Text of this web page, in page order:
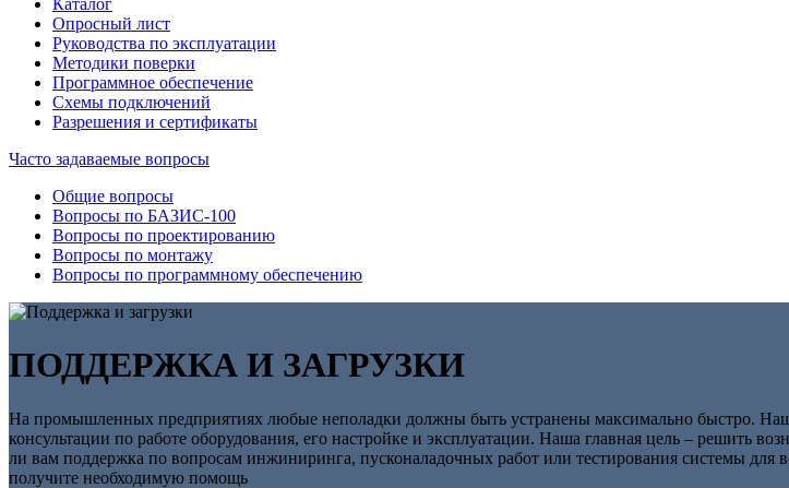
Опросный лист
Руководства по эксплуатации
Методики поверки
Программное обеспечение
Схемы подключений
Разрешения и сертификаты
Часто задаваемые вопросы
Общие вопросы
Вопросы по БАЗИС-100
Вопросы по проектированию
Вопросы по монтажу
Вопросы по программному обеспечению
ПОДДЕРЖКА И ЗАГРУЗКИ
На промышленных предприятиях любые неполадки должны быть устранены максимально быстро.
консультации по работе оборудования, его настройке и эксплуатации. Наша главная цель – решить
ли вам поддержка по вопросам инжиниринга, пусконаладочных работ или тестирования системы для
получите необходимую помощь